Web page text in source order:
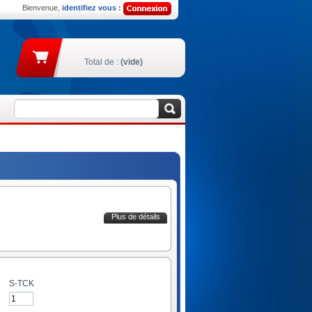
Bienvenue, identifiez vous :
Total de : (vide)
Plus de détails
S-TCK